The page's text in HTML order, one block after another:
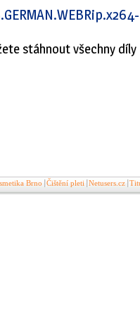
stáhnout všechny díly
Brno Čištění pleti Netusers.cz